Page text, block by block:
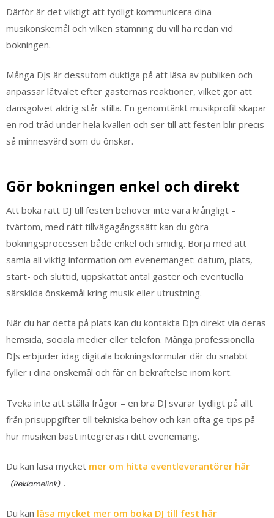
Därför är det viktigt att tydligt kommunicera dina
musikönskemål och vilken stämning du vill ha redan vid
bokningen.
Många DJs är dessutom duktiga på att läsa av publiken och
anpassar låtvalet efter gästernas reaktioner, vilket gör att
dansgolvet aldrig står stilla. En genomtänkt musikprofil skapar
en röd tråd under hela kvällen och ser till att festen blir precis
så minnesvärd som du önskar.
Gör bokningen enkel och direkt
Att boka rätt DJ till festen behöver inte vara krångligt –
tvärtom, med rätt tillvägagångssätt kan du göra
bokningsprocessen både enkel och smidig. Börja med att
samla all viktig information om evenemanget: datum, plats,
start- och sluttid, uppskattat antal gäster och eventuella
särskilda önskemål kring musik eller utrustning.
När du har detta på plats kan du kontakta DJ:n direkt via deras
hemsida, sociala medier eller telefon. Många professionella
DJs erbjuder idag digitala bokningsformulär där du snabbt
fyller i dina önskemål och får en bekräftelse inom kort.
Tveka inte att ställa frågor – en bra DJ svarar tydligt på allt
från prisuppgifter till tekniska behov och kan ofta ge tips på
hur musiken bäst integreras i ditt evenemang.
Du kan läsa mycket mer om hitta eventleverantörer här
.
Du kan läsa mycket mer om boka DJ till fest här